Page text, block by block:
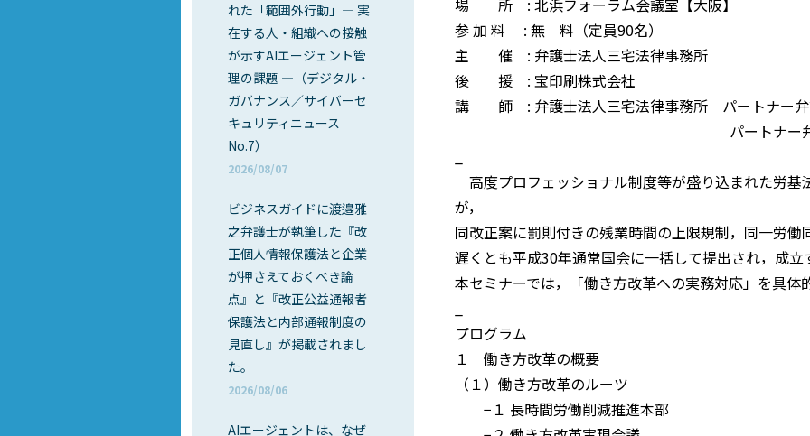
れた「範囲外行動」― 実
在する人・組織への接触
が示すAIエージェント管
理の課題 ―（デジタル・
ガバナンス／サイバーセ
キュリティニュース
No.7）
2026/08/07
ビジネスガイドに渡邉雅
之弁護士が執筆した『改
正個人情報保護法と企業
が押さえておくべき論
点』と『改正公益通報者
保護法と内部通報制度の
見直し』が掲載されまし
た。
2026/08/06
AIエージェントは、なぜ
場 所 : 北浜フォーラム会議室【大阪】
参 加 料 : 無 料（定員90名）
主 催 : 弁護士法人三宅法律事務所
後 援 : 宝印刷株式会社
講 師 : 弁護士法人三宅法律事務所 パートナー
パートナー弁護士 猿
高度プロフェッショナル制度等が盛り込まれた労
が，
同改正案に罰則付きの残業時間の上限規制，同一労
遅くとも平成30年通常国会に一括して提出され，成
本セミナーでは，「働き方改革への実務対応」を具体
プログラム
１ 働き方改革の概要
（１）働き方改革のルーツ
−１ 長時間労働削減推進本部